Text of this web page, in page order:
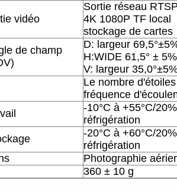
vidéo
Sortie réseau
4K 1080P TF local
stockage de cartes
de champ
D: largeur
H:WIDE 61,5° ±
V: largeur
Le nombre
fréquence
-10°C à +55°C/
réfrigération
-20°C à +60°C/
réfrigération
Photographie
360 ± 10 g